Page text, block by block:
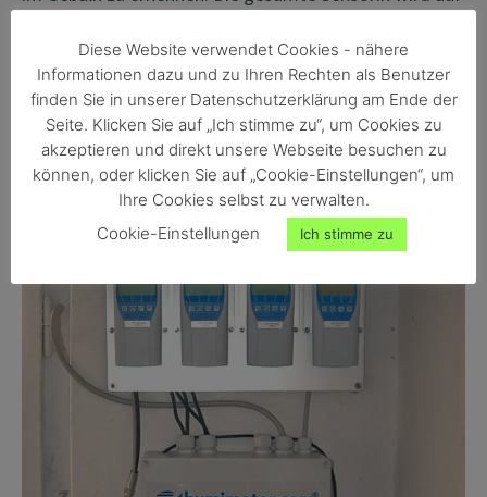
diverse Schnittstellen an einen Computer zur
Datenaufzeichnung übermittelt.
Diese Website verwendet Cookies - nähere
Informationen dazu und zu Ihren Rechten als Benutzer
finden Sie in unserer Datenschutzerklärung am Ende der
Seite. Klicken Sie auf „Ich stimme zu“, um Cookies zu
akzeptieren und direkt unsere Webseite besuchen zu
können, oder klicken Sie auf „Cookie-Einstellungen“, um
Ihre Cookies selbst zu verwalten.
Cookie-Einstellungen
Ich stimme zu